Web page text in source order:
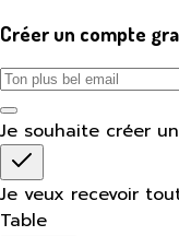
Créer un compte
Je souhaite créer
Je veux recevoir
Table